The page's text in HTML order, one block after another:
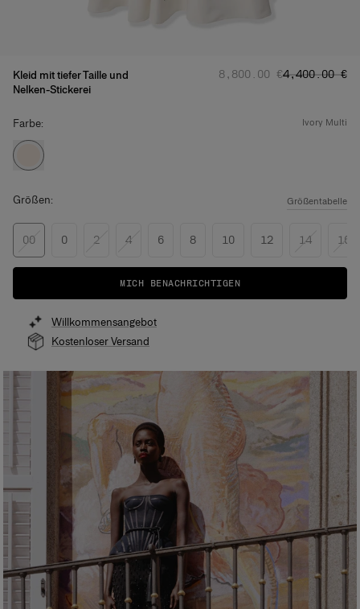
Kleid mit tiefer Taille und
Nelken-Stickerei
Regulärer Preis:
‌8,800.00 €‌4,400.00 €
Farbe: ivory multi
Größen: Größentabelle
00 0 2 4 6 8 10 12 14 16
MICH BENACHRICHTIGEN
Willkommensangebot
Kostenloser Versand